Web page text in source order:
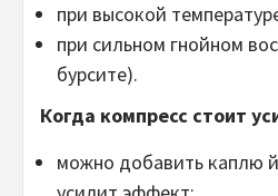
при высокой
при сильном гнойном
бурсите).
Когда компресс стоит
можно добавить каплю